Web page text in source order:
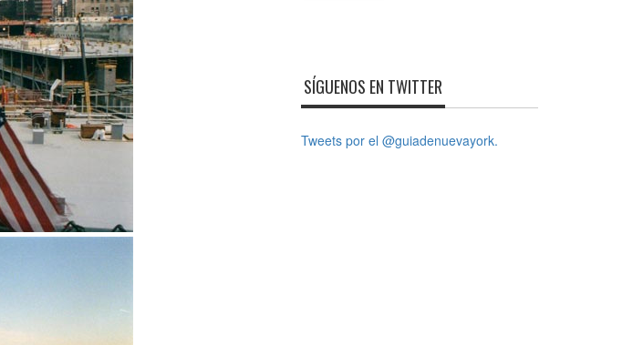
SÍGUENOS EN TWITTER
Tweets por el @guiadenuevayork.